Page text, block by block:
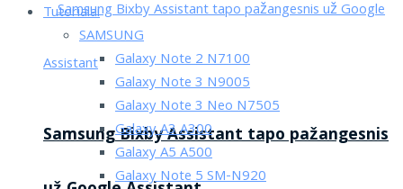
Samsung Bixby Assistant tapo pažangesnis
Tutorialai
SAMSUNG
Galaxy Note 2 N7100
Galaxy Note 3 N9005
Galaxy Note 3 Neo N7505
Galaxy A3 A300
Galaxy A5 A500
Galaxy Note 5 SM-N920